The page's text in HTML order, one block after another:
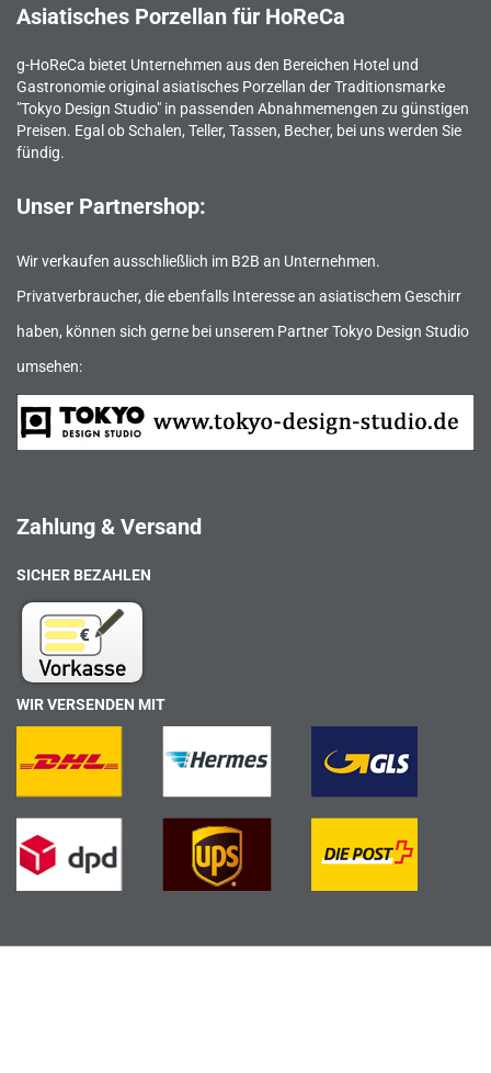
Asiatisches Porzellan für HoReCa
g-HoReCa bietet Unternehmen aus den Bereichen Hotel und
Gastronomie original asiatisches Porzellan der Traditionsmarke
"Tokyo Design Studio" in passenden Abnahmemengen zu günstigen
Preisen. Egal ob Schalen, Teller, Tassen, Becher, bei uns werden Sie
fündig.
Unser Partnershop:
Wir verkaufen ausschließlich im B2B an Unternehmen.
Privatverbraucher, die ebenfalls Interesse an asiatischem Geschirr
haben, können sich gerne bei unserem Partner Tokyo Design Studio
umsehen:
Zahlung & Versand
SICHER BEZAHLEN
WIR VERSENDEN MIT